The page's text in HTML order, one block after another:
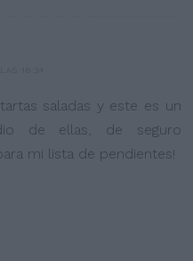
saladas y este es un
de ellas, de seguro
mi lista de pendientes!